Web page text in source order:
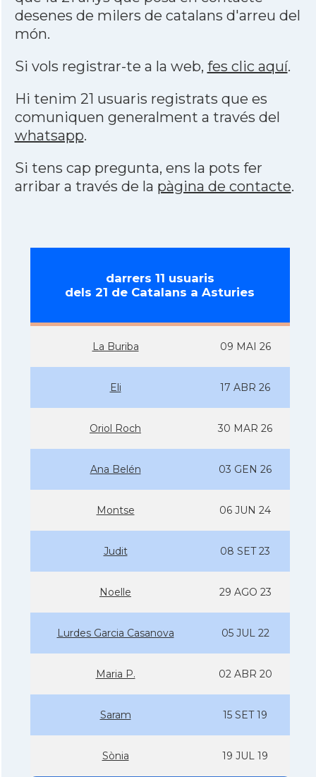
desenes de milers de catalans d'arreu del
món.
Si vols registrar-te a la web, fes clic aquí.
Hi tenim 21 usuaris registrats que es
comuniquen generalment a través del
whatsapp.
Si tens cap pregunta, ens la pots fer
arribar a través de la pàgina de contacte.
darrers 11 usuaris
dels 21 de Catalans a Asturies
La Buriba 09 MAI 26
Eli 17 ABR 26
Oriol Roch 30 MAR 26
Ana Belén 03 GEN 26
Montse 06 JUN 24
Judit 08 SET 23
Noelle 29 AGO 23
Lurdes Garcia Casanova 05 JUL 22
Maria P. 02 ABR 20
Saram 15 SET 19
Sònia 19 JUL 19